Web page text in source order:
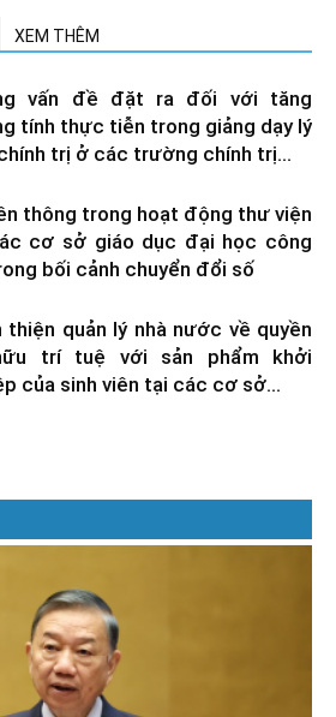
XEM THÊM
vấn đề đặt ra đối với tăng
tính thực tiễn trong giảng dạy lý
trị ở các trường chính trị...
thông trong hoạt động thư viện
cơ sở giáo dục đại học công
bối cảnh chuyển đổi số
thiện quản lý nhà nước về quyền
trí tuệ với sản phẩm khởi
của sinh viên tại các cơ sở...